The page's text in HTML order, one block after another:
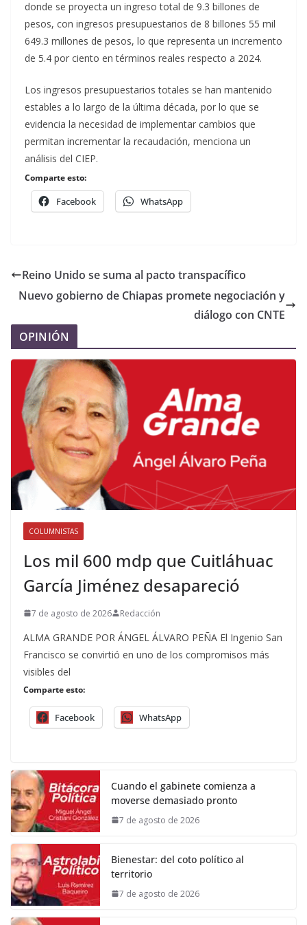
donde se proyecta un ingreso total de 9.3 billones de
pesos, con ingresos presupuestarios de 8 billones 55 mil
649.3 millones de pesos, lo que representa un incremento
de 5.4 por ciento en términos reales respecto a 2024.
Los ingresos presupuestarios totales se han mantenido
estables a lo largo de la última década, por lo que se
evidencia la necesidad de implementar cambios que
permitan incrementar la recaudación, menciona un
análisis del CIEP.
Comparte esto:
Facebook WhatsApp
Reino Unido se suma al pacto transpacífico
Nuevo gobierno de Chiapas promete negociación y
diálogo con CNTE
OPINIÓN
COLUMNISTAS
Los mil 600 mdp que Cuitláhuac
García Jiménez desapareció
7 de agosto de 2026 Redacción
ALMA GRANDE POR ÁNGEL ÁLVARO PEÑA El Ingenio San
Francisco se convirtió en uno de los compromisos más
visibles del
Comparte esto:
Facebook WhatsApp
Cuando el gabinete comienza a
moverse demasiado pronto
7 de agosto de 2026
Bienestar: del coto político al
territorio
7 de agosto de 2026